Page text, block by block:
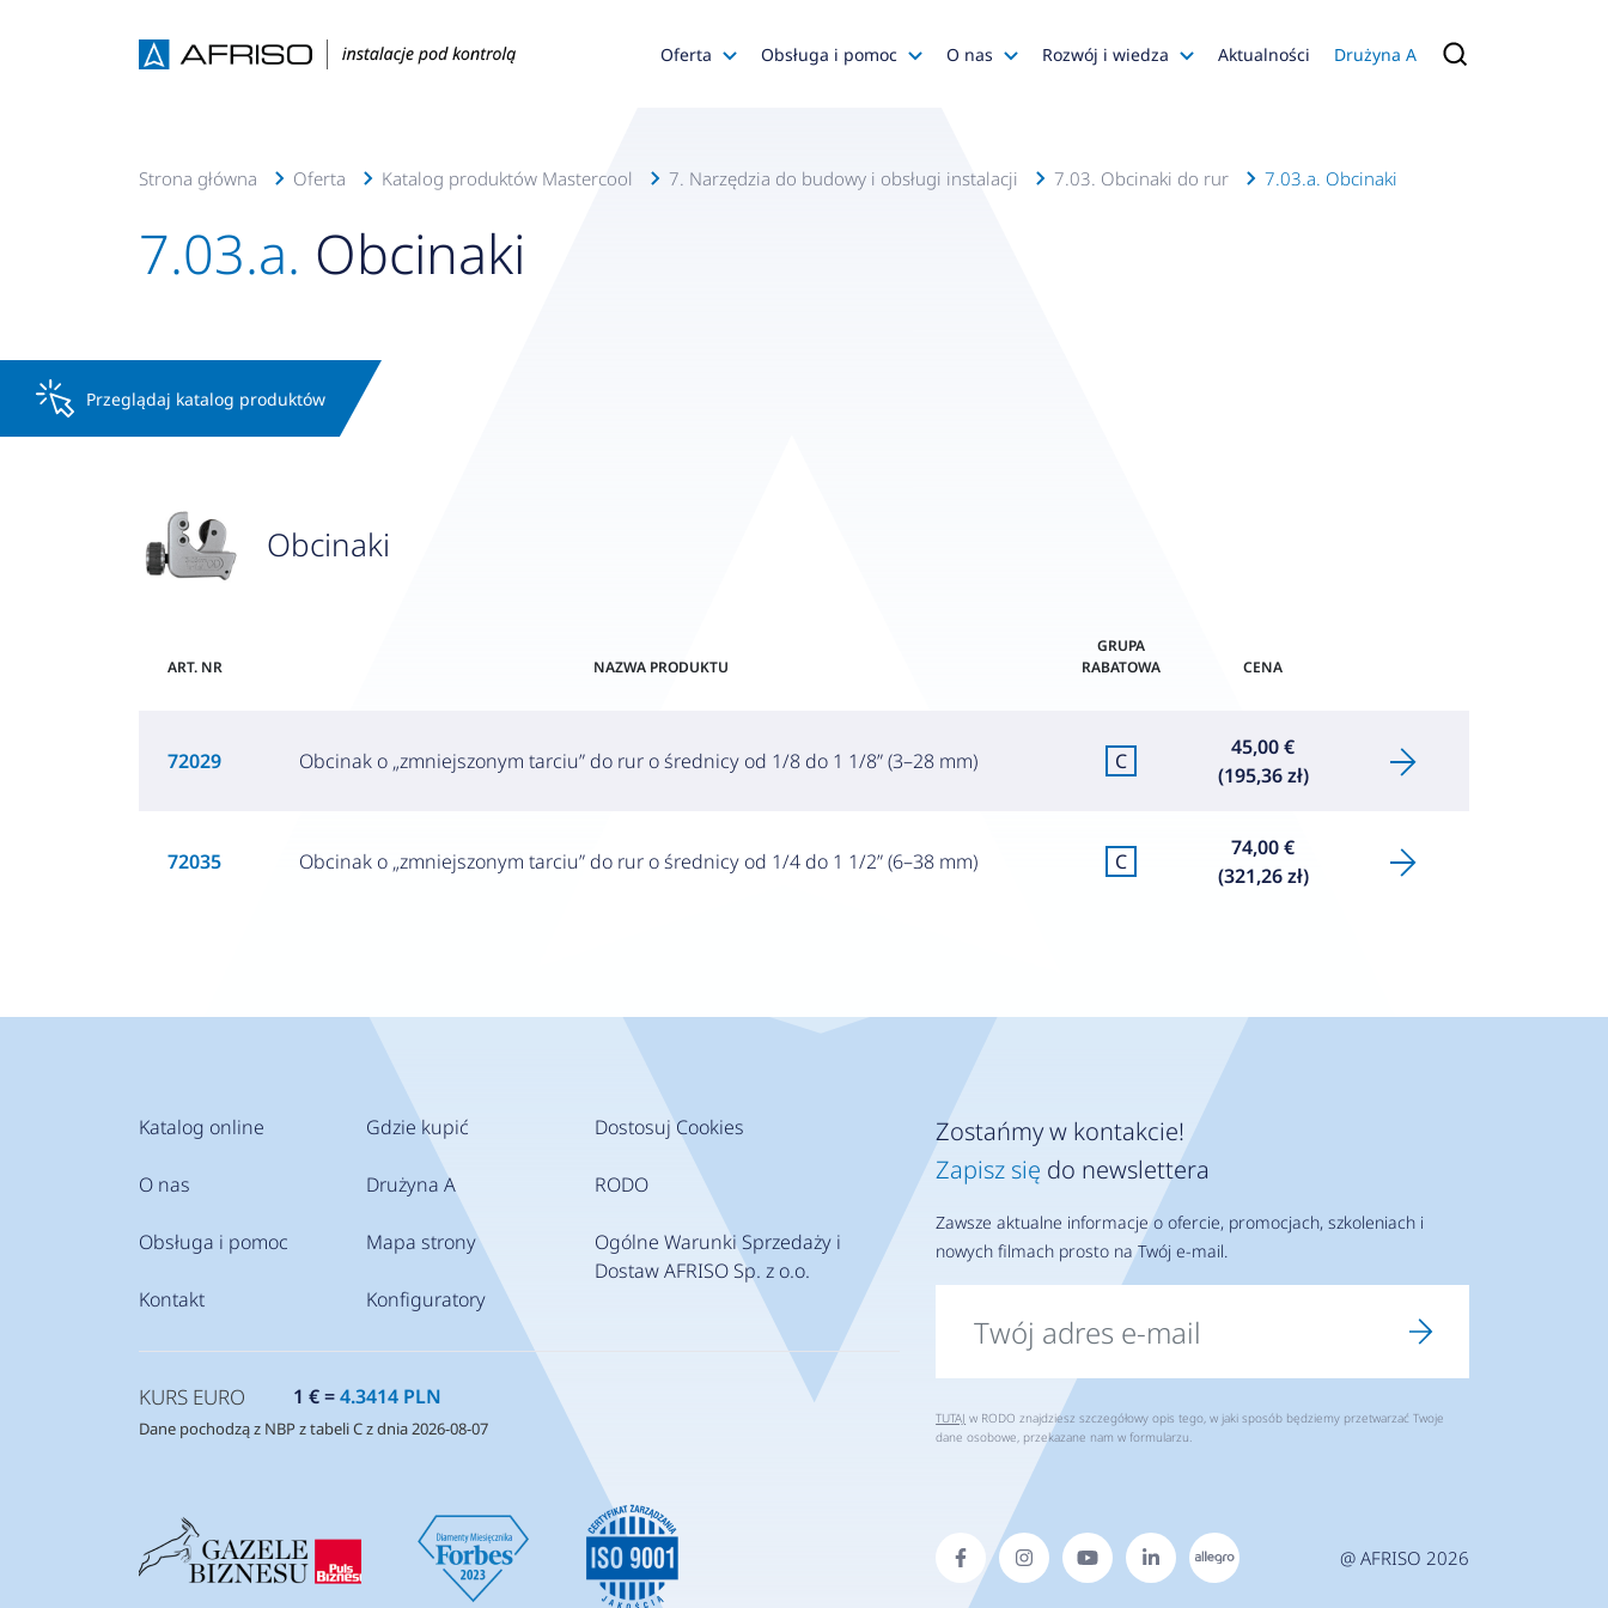
Oferta
Katalog SALUS Controls
Obsługa i pomoc
Obsługa zamówień
O nas
Kariera
Rozwój i wiedza
Konfiguratory
Aktualności Drużyna A
Strona główna Oferta Katalog produktów Mastercool 7. Narzędzia do budowy i obsługi instalacji 7.03. Obcinaki do rur 7.03.a. Obcinaki
7.03.a. Obcinaki
Przeglądaj katalog produktów
Obcinaki
ART. NR NAZWA PRODUKTU
GRUPA
RABATOWA
CENA
72029 Obcinak o „zmniejszonym tarciu” do rur o średnicy od 1/8 do 1 1/8” (3–28 mm) C
45,00 €
(195,36 zł)
72035 Obcinak o „zmniejszonym tarciu” do rur o średnicy od 1/4 do 1 1/2” (6–38 mm) C
74,00 €
(321,26 zł)
Katalog online
O nas
Obsługa i pomoc
Kontakt
Gdzie kupić
Drużyna A
Mapa strony
Konfiguratory
Dostosuj Cookies
RODO
Ogólne Warunki Sprzedaży i
Dostaw AFRISO Sp. z o.o.
Zostańmy w kontakcie!
Zapisz się do newslettera
Zawsze aktualne informacje o ofercie, promocjach, szkoleniach i
nowych filmach prosto na Twój e-mail.
TUTAJ w RODO znajdziesz szczegółowy opis tego, w jaki sposób będziemy przetwarzać Twoje
dane osobowe, przekazane nam w formularzu.
KURS EURO 1 € =4.3414 PLN
Dane pochodzą z NBP z tabeli C z dnia 2026-08-07
@ AFRISO 2026